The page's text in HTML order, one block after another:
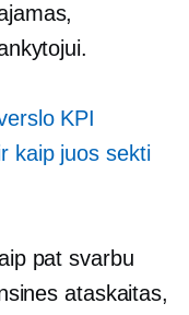
KPI
kaip juos sekti
pat svarbu
ataskaitas,